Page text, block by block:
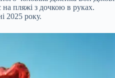
на пляжі з дочкою в руках.
2025 року.